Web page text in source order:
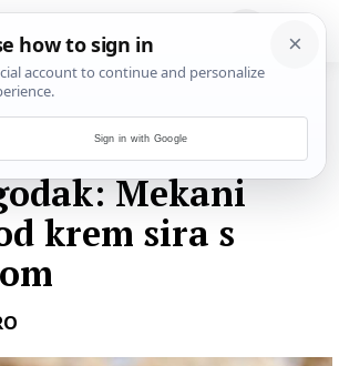
Mekani
krem sira s
Sign in with Google